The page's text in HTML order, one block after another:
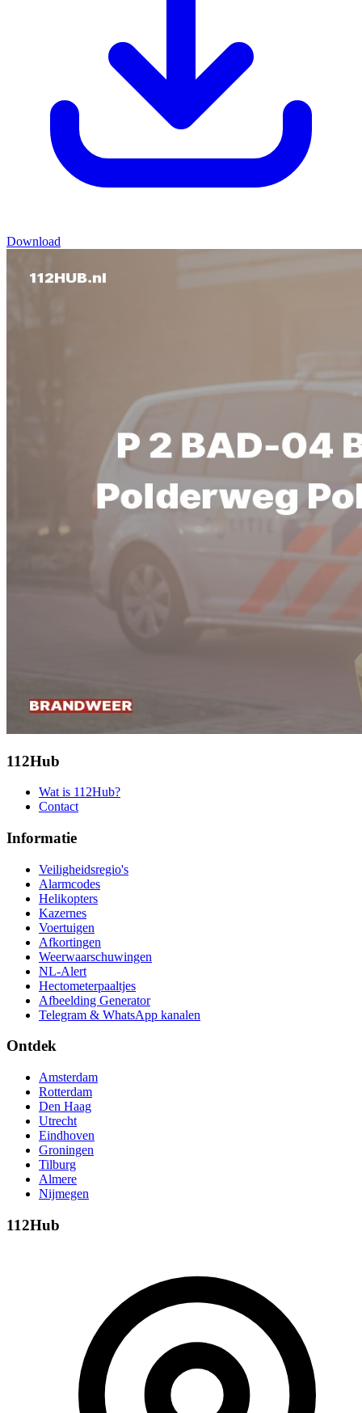
Download
112Hub
Wat is 112Hub?
Contact
Informatie
Veiligheidsregio's
Alarmcodes
Helikopters
Kazernes
Voertuigen
Afkortingen
Weerwaarschuwingen
NL-Alert
Hectometerpaaltjes
Afbeelding Generator
Telegram & WhatsApp kanalen
Ontdek
Amsterdam
Rotterdam
Den Haag
Utrecht
Eindhoven
Groningen
Tilburg
Almere
Nijmegen
112Hub